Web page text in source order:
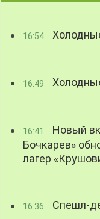
16:54
16:49
16:41
Новый
Бочкарев»
лагер
16:36 Спешл-